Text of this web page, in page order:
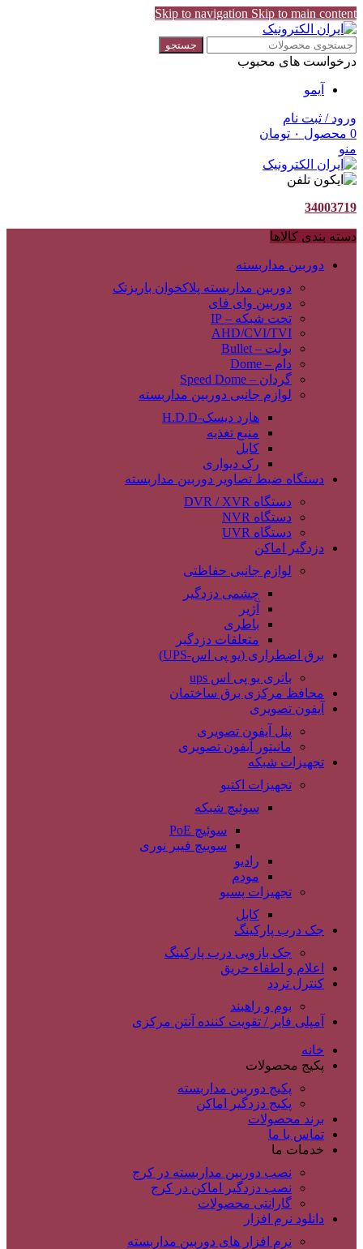
Skip to navigation Skip to main content
جستجو
درخواست های محبوب
آیمو
ورود / ثبت نام
0 محصول ۰ تومان
منو
34003719
دسته بندی کالاها
دوربین مداربسته
دوربین مداربسته پلاکخوان باریزتک
دوربین وای فای
تحت شبکه – IP
AHD/CVI/TVI
بولت – Bullet
دام – Dome
گردان – Speed Dome
لوازم جانبی دوربین مداربسته
هارد دیسک-H.D.D
منبع تغذیه
کابل
رک دیواری
دستگاه ضبط تصاویر دوربین مداربسته
دستگاه DVR / XVR
دستگاه NVR
دستگاه UVR
دزدگیر اماکن
لوازم جانبی حفاظتی
چشمی دزدگیر
آژیر
باطری
متعلقات دزدگیر
برق اضطراری (یو پی اس-UPS)
باتری یو پی اس ups
محافظ مرکزی برق ساختمان
آیفون تصویری
پنل آیفون تصویری
مانیتور آیفون تصویری
تجهیزات شبکه
تجهیزات اکتیو
سوئیچ شبکه
سوئیچ PoE
سوییچ فیبر نوری
رادیو
مودم
تجهیزات پسیو
کابل
جک درب پارکینگ
جک بازویی درب پارکینگ
اعلام و اطفاء حریق
کنترل تردد
بوم و راهبند
آمپلی فایر / تقویت کننده آنتن مرکزی
خانه
پکیج محصولات
پکیج دوربین مداربسته
پکیج دزدگیر اماکن
برند محصولات
تماس با ما
خدمات ما
نصب دوربین مداربسته در کرج
نصب دزدگیر اماکن در کرج
گارانتی محصولات
دانلود نرم افزار
نرم افزار های دوربین مداربسته